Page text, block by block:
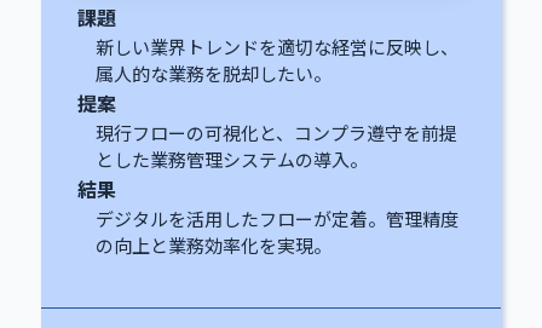
課題
新しい業界トレンドを適切な経営に反映し、
属人的な業務を脱却したい。
提案
現行フローの可視化と、コンプラ遵守を前提
とした業務管理システムの導入。
結果
デジタルを活用したフローが定着。管理精度
の向上と業務効率化を実現。